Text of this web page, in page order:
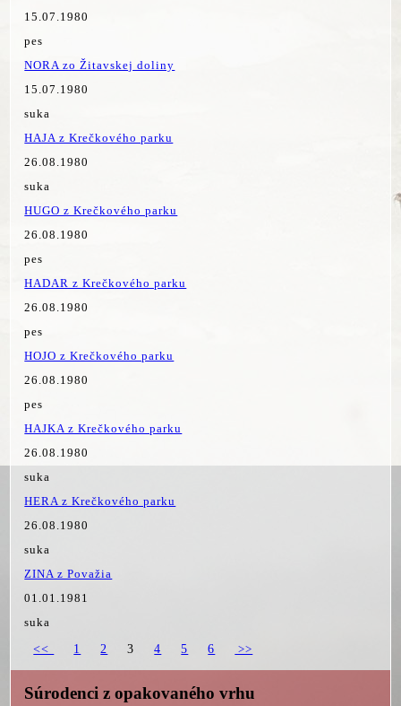
15.07.1980
pes
NORA zo Žitavskej doliny
15.07.1980
suka
HAJA z Krečkového parku
26.08.1980
suka
HUGO z Krečkového parku
26.08.1980
pes
HADAR z Krečkového parku
26.08.1980
pes
HOJO z Krečkového parku
26.08.1980
pes
HAJKA z Krečkového parku
26.08.1980
suka
HERA z Krečkového parku
26.08.1980
suka
ZINA z Považia
01.01.1981
suka
<<
1 2 3 4 5 6 >>
Súrodenci z opakovaného vrhu